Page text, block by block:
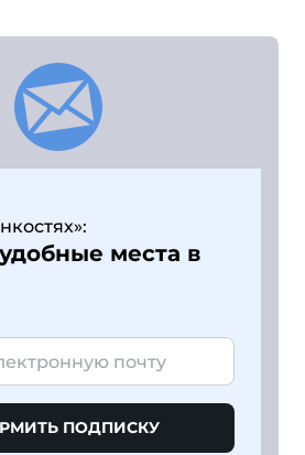
места в
ПОДПИСКУ